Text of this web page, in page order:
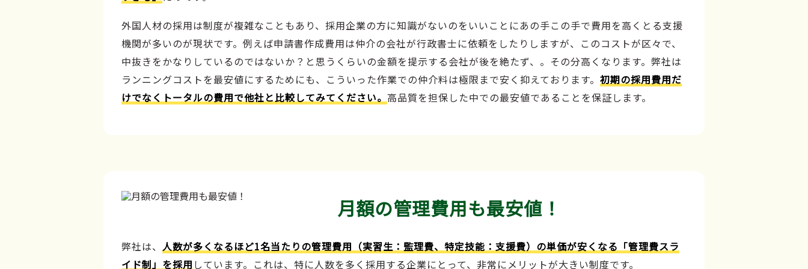
外国人材の採用は制度が複雑なこともあり、採用企業の方に知識がないのをいいことにあの手この手で費用を高くとる支援
機関が多いのが現状です。例えば申請書作成費用は仲介の会社が行政書士に依頼をしたりしますが、このコストが区々で、
中抜きをかなりしているのではないか？と思うくらいの金額を提示する会社が後を絶たず、。その分高くなります。弊社は
ランニングコストを最安値にするためにも、こういった作業での仲介料は極限まで安く抑えております。 初期の採用費用だ
けでなくトータルの費用で他社と比較してみてください。 高品質を担保した中での最安値であることを保証します。
月額の管理費用も最安値！
弊社は、 人数が多くなるほど1名当たりの管理費用（実習生：監理費、特定技能：支援費）の単価が安くなる「管理費スラ
イド制」を採用 しています。これは、特に人数を多く採用する企業にとって、非常にメリットが大きい制度です。